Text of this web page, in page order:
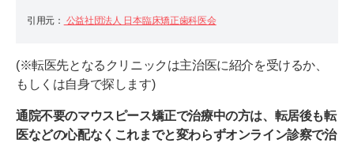
引用元： 公益社団法人 日本臨床矯正歯科医会
(※転医先となるクリニックは主治医に紹介を受けるか、
もしくは自身で探します)
通院不要のマウスピース矯正で治療中の方は、転居後も転
医などの心配なくこれまでと変わらずオンライン診察で治